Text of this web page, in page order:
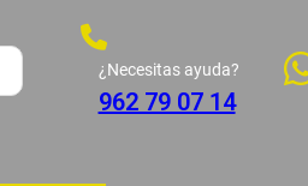
¿Necesitas ayuda?
962 79 07 14